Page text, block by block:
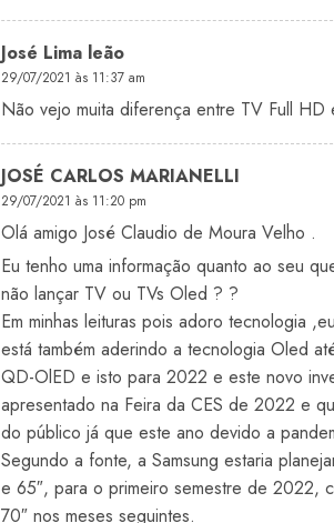
José Lima leão
29/07/2021 às 11:37 am
Não vejo muita diferença entre TV Full
JOSÉ CARLOS MARIANELLI
29/07/2021 às 11:20 pm
Olá amigo José Claudio de Moura Velho .
Eu tenho uma informação quanto ao seu
não lançar TV ou TVs Oled ? ?
Em minhas leituras pois adoro tecnologia
está também aderindo a tecnologia Oled
QD-OlED e isto para 2022 e este novo
apresentado na Feira da CES de 2022 e
do público já que este ano devido a
Segundo a fonte, a Samsung estaria
e 65″, para o primeiro semestre de 2022,
70″ nos meses seguintes.